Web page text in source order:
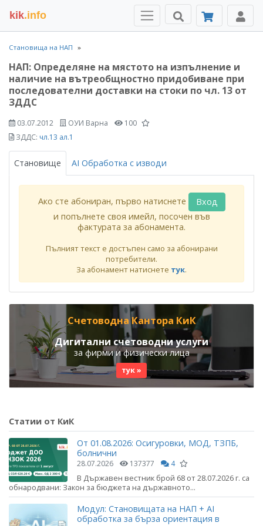
kik.info
Становища на НАП
НАП: Определяне на мястото на изпълнение и
наличие на вътреобщностно придобиване при
последователни доставки на стоки по чл. 13 от
ЗДДС
03.07.2012 ОУИ Варна
100
ЗДДС: чл.13 ал.1
Становище AI Обработка с изводи
Ако сте абониран, първо натиснете
Вход
и попълнете своя имейл, посочен във
фактурата за абонамента.
Пълният текст е достъпен само за абонирани
потребители.
За абонамент натиснете тук.
Счетоводна Кантора КиК
Дигитални счетоводни услуги
за фирми и физически лица
тук »
Статии от КиК
От 01.08.2026: Осигуровки, МОД, ТЗПБ,
болнични
28.07.2026 137377 4
В Държавен вестник брой 68 от 28.07.2026 г. са
обнародвани: Закон за бюджета на държавното...
Модул: Становищата на НАП + AI
обработка за бърза ориентация в